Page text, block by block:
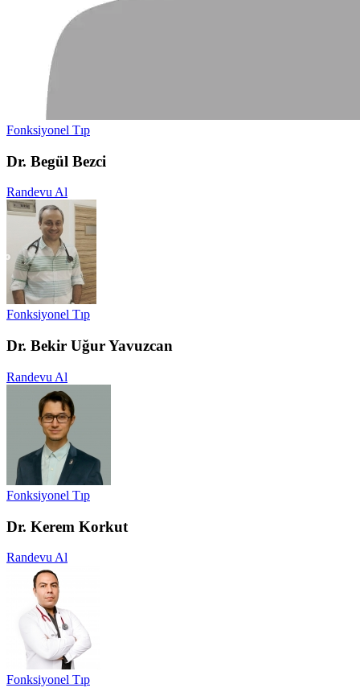
Fonksiyonel Tıp
Dr. Begül Bezci
Randevu Al
Fonksiyonel Tıp
Dr. Bekir Uğur Yavuzcan
Randevu Al
Fonksiyonel Tıp
Dr. Kerem Korkut
Randevu Al
Fonksiyonel Tıp